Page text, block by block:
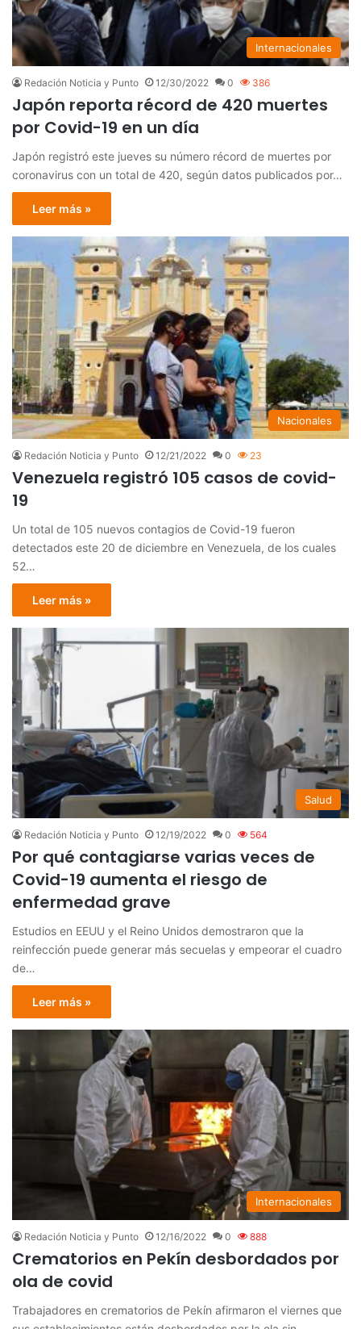
Internacionales
Redación Noticia y Punto 12/30/2022 0 386
Japón reporta récord de 420 muertes
por Covid-19 en un día
Japón registró este jueves su número récord de muertes por
coronavirus con un total de 420, según datos publicados por…
Leer más »
Nacionales
Redación Noticia y Punto 12/21/2022 0 23
Venezuela registró 105 casos de covid-
19
Un total de 105 nuevos contagios de Covid-19 fueron
detectados este 20 de diciembre en Venezuela, de los cuales
52…
Leer más »
Salud
Redación Noticia y Punto 12/19/2022 0 564
Por qué contagiarse varias veces de
Covid-19 aumenta el riesgo de
enfermedad grave
Estudios en EEUU y el Reino Unidos demostraron que la
reinfección puede generar más secuelas y empeorar el cuadro
de…
Leer más »
Internacionales
Redación Noticia y Punto 12/16/2022 0 888
Crematorios en Pekín desbordados por
ola de covid
Trabajadores en crematorios de Pekín afirmaron el viernes que